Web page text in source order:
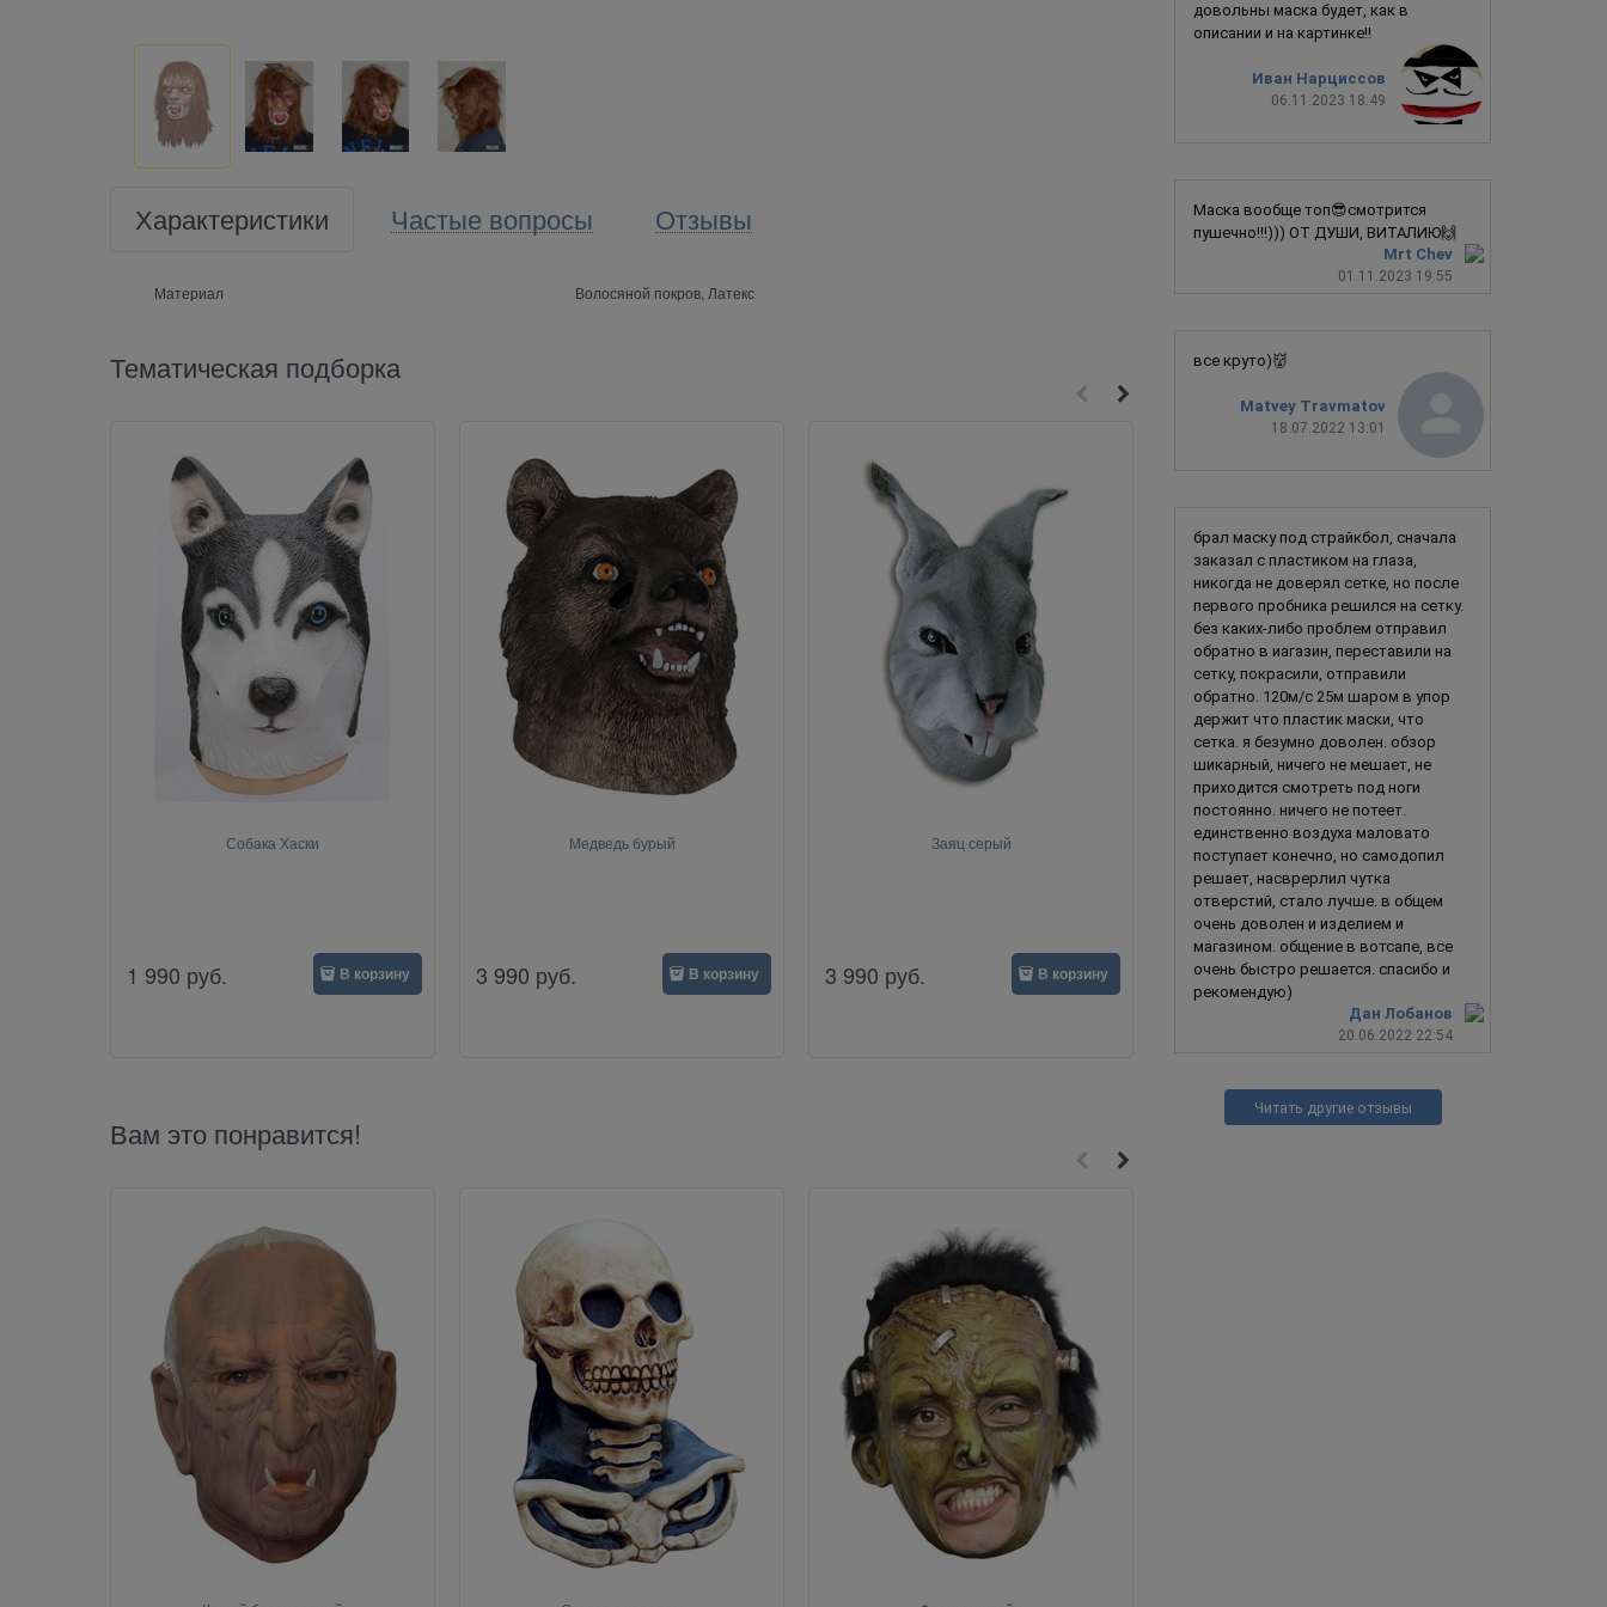
Характеристики Частые вопросы Отзывы
Материал Волосяной покров, Латекс
Тематическая подборка
Собака Хаски
1 990 руб. В корзину
Медведь бурый
3 990 руб. В корзину
Заяц серый
3 990 руб. В корзину
Свирепый клоун
2 990 руб. В корзину
Вам это понравится!
Иван Нарциссов
06.11.2023 18:49
довольны маска будет, как в
описании и на картинке!!
Mrt Chev
01.11.2023 19:55
Маска вообще топ😎смотрится
пушечно!!!))) ОТ ДУШИ, ВИТАЛИЮ🙌
Matvey Travmatov
18.07.2022 13:01
все круто)👹
Дан Лобанов
20.06.2022 22:54
брал маску под страйкбол, сначала
заказал с пластиком на глаза,
никогда не доверял сетке, но после
первого пробника решился на сетку.
без каких-либо проблем отправил
обратно в иагазин, переставили на
сетку, покрасили, отправили
обратно. 120м/с 25м шаром в упор
держит что пластик маски, что
сетка. я безумно доволен. обзор
шикарный, ничего не мешает, не
приходится смотреть под ноги
постоянно. ничего не потеет.
единственно воздуха маловато
поступает конечно, но самодопил
решает, насврерлил чутка
отверстий, стало лучше. в общем
очень доволен и изделием и
магазином. общение в вотсапе, все
очень быстро решается. спасибо и
рекомендую)
Читать другие отзывы